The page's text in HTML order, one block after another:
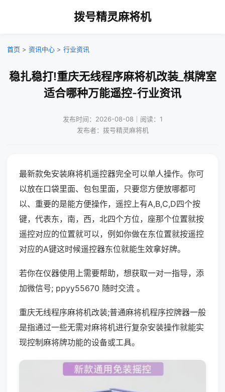
拨号精灵麻将机
首页 > 资讯中心 > 行业资讯
稳扎稳打!重庆无线程序麻将机改装_棋牌室
适合哪种万能遥控-行业资讯
发布时间：2026-08-08｜阅读：1
发布者：拨号精灵麻将机
最新款免安装麻将机遥控器完全可以单人操作。你可
以放在口袋里面、包包里面，只要您方便放哪都可
以、重要的是能方便操作，遥控上有A,B,C,D四个按
键，代表东，南，西，北四个方位，座那个位置就按
遥控对应的位置就可以，例如你做在东位置就按遥控
对应的A键这时候遥控器东位就能生效拿好牌。
若你在仪器使用上需要帮助，想获取一对一指导，添
加微信号; ppyy55670 随时交流 。
重庆无线程序麻将机改装;普通麻将机程序控牌器一般
是指通过一些无需对麻将机进行复杂安装操作就能实
现控制麻将牌功能的设备或工具。